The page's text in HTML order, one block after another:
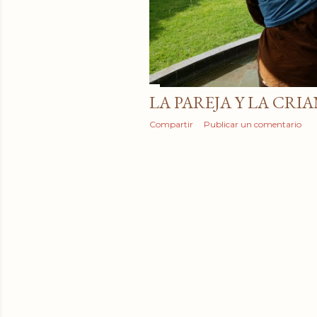
LA PAREJA Y LA
Compartir Publicar un comentario